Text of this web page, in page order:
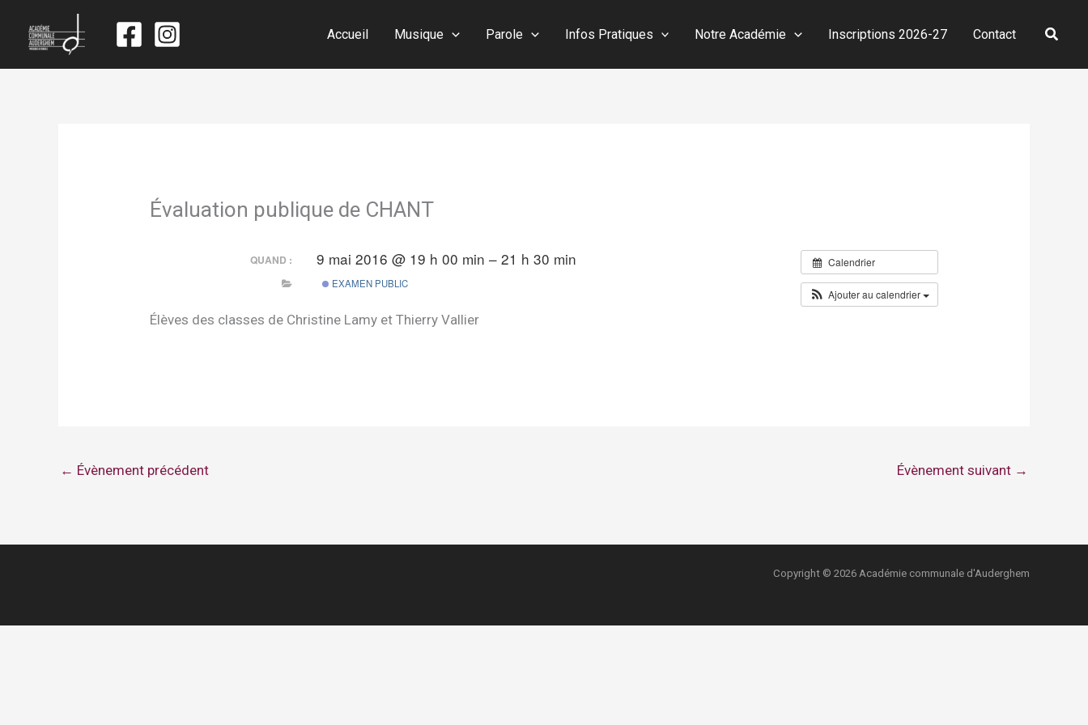
Accueil Musique Parole Infos Pratiques Notre Académie Inscriptions 2026-27 Contact
Évaluation publique de CHANT
Calendrier
Ajouter au calendrier
QUAND : 9 mai 2016 @ 19 h 00 min – 21 h 30 min
EXAMEN PUBLIC
Élèves des classes de Christine Lamy et Thierry Vallier
← Évènement précédent Évènement suivant →
Copyright © 2026 Académie communale d'Auderghem